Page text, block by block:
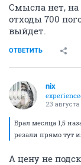
Смысла нет, на
отходы 700
выйдет.
ОТВЕТИТЬ
nix
23 августа
Брал месяца 1,5
резали прямо тут
А цену не